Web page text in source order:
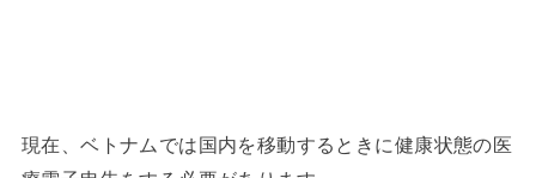
現在、ベトナムでは国内を移動するときに健康状態の医